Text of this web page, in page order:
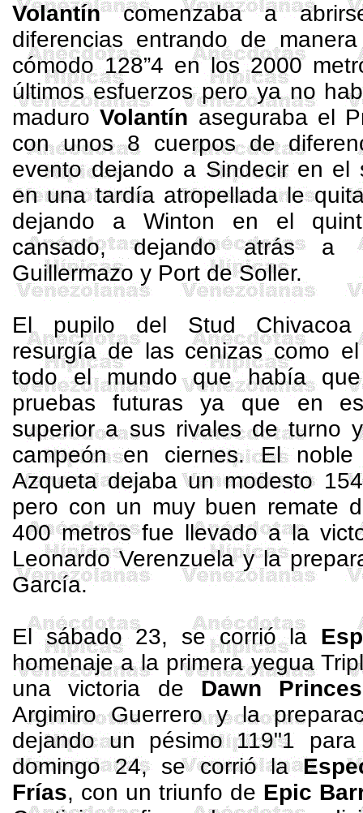
Volantíncomenzaba a
diferencias entrando de
cómodo 128”4 en los2000
últimos esfuerzos pero ya no
maduroVolantín aseguraba el
con unos 8 cuerpos de
evento dejando aSindeciren el
en una tardía atropellada le
dejando aWinton en el
cansado, dejando atrás a
Guillermazo y Portde Soller.
El pupilo del Stud Chivacoa
resurgía de las cenizas como
todo el mundo que había
pruebas futuras ya que en
superior a sus rivales de turno
campeón en ciernes. El
Azquetadejaba un modesto
pero con un muy buen remate
400 metrosfue llevado a la
LeonardoVerenzuelay la
García.
El sábado 23, se corrió la
homenaje a la primera yegua
una victoria de Dawn
Argimiro Guerrero y la
dejando un pésimo 119"1
domingo 24, se corrió la
Frías, con un triunfo de Epic